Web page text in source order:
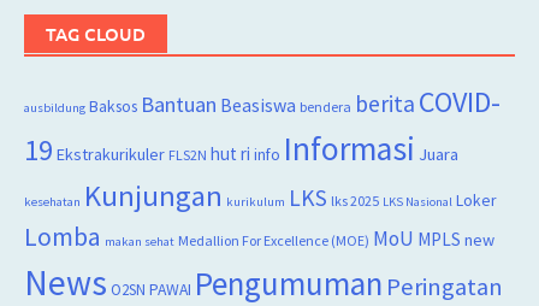
TAG CLOUD
ausbildung Baksos Bantuan Beasiswa bendera berita COVID-
19 Ekstrakurikuler FLS2N hut ri info Informasi Juara
kesehatan Kunjungan kurikulum LKS lks 2025 LKS Nasional Loker
Lomba makan sehat Medallion For Excellence (MOE) MoU MPLS new
News O2SN PAWAI Pengumuman Peringatan